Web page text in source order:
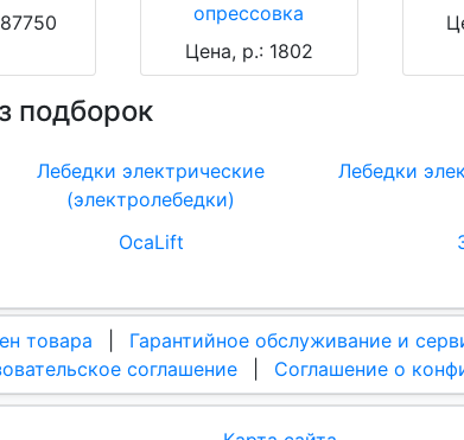
опрессовка
Цена, р.: 1802
подборок
Лебедки электрические
(электролебедки)
Лебедки
OcaLift
товара
Гарантийное обслуживание и
соглашение Соглашение о